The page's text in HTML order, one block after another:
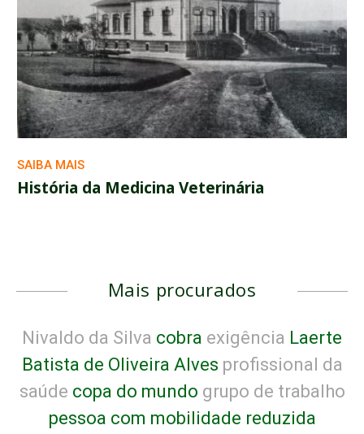
SAIBA MAIS
História da Medicina Veterinária
Mais procurados
Nivaldo da Silva cobra exigência Laerte
Batista de Oliveira Alves profissional da
saúde copa do mundo grupo de trabalho
pessoa com mobilidade reduzida